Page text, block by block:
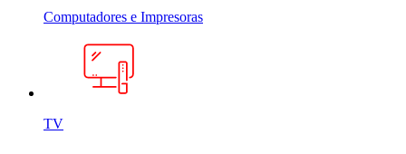
Computadores e Impresoras
TV